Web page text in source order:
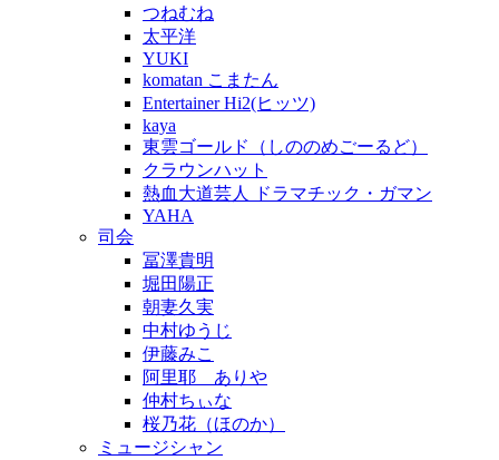
つねむね
太平洋
YUKI
komatan こまたん
Entertainer Hi2(ヒッツ)
kaya
東雲ゴールド（しののめごーるど）
クラウンハット
熱血大道芸人 ドラマチック・ガマン
YAHA
司会
冨澤貴明
堀田陽正
朝妻久実
中村ゆうじ
伊藤みこ
阿里耶 ありや
仲村ちぃな
桜乃花（ほのか）
ミュージシャン